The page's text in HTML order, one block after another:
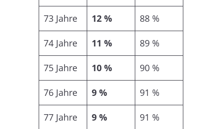
73 Jahre 12 % 88 %
74 Jahre 11 % 89 %
75 Jahre 10 % 90 %
76 Jahre 9 % 91 %
77 Jahre 9 % 91 %